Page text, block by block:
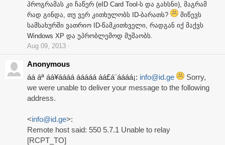
პროგრამას კი ჩაწერ (eID Card Tool-ს და გახსნი), მაგრამ
რად გინდა, თუ ვერ კითხულობს ID-ბარათს?
მიწევს
სამსახურში ვათრიო ID-წამკითხველი, რადგან იქ მაქვს
Windows XP და უპრობლემოდ მუშაობს.
Aug 09, 2013
Anonymous
áá áª áá¥áááá ááááá áá£á¨áááá¡: info@id.ge
Sorry,
we were unable to deliver your message to the following
address.
<info@id.ge>:
Remote host said: 550 5.7.1 Unable to relay
[RCPT_TO]